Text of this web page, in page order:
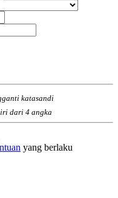
katasandi
dari 4 angka
yang berlaku